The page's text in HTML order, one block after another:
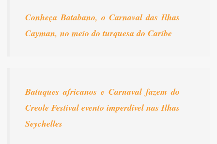
Conheça Batabano, o Carnaval das Ilhas
Cayman, no meio do turquesa do Caribe
Batuques africanos e Carnaval fazem do
Creole Festival evento imperdível nas Ilhas
Seychelles